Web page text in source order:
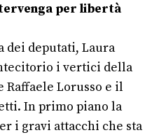
per libertà
dei deputati, Laura
i vertici della
Lorusso e il
In primo piano la
i gravi attacchi che sta